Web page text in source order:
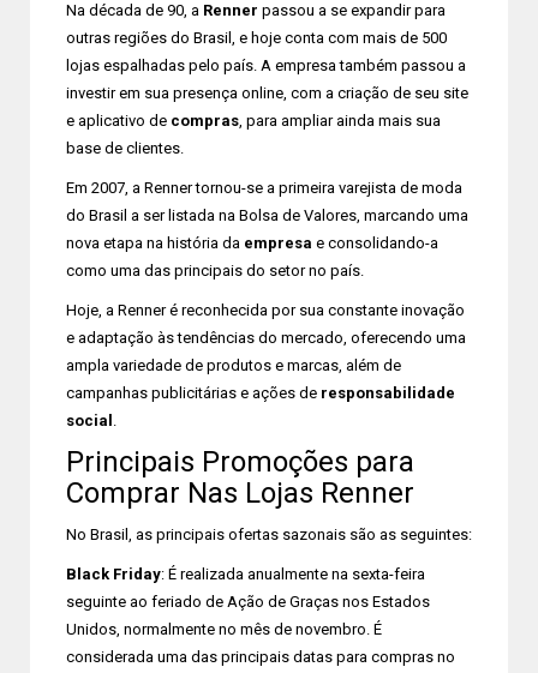
Na década de 90, a Renner passou a se expandir para
outras regiões do Brasil, e hoje conta com mais de 500
lojas espalhadas pelo país. A empresa também passou a
investir em sua presença online, com a criação de seu site
e aplicativo de compras, para ampliar ainda mais sua
base de clientes.
Em 2007, a Renner tornou-se a primeira varejista de moda
do Brasil a ser listada na Bolsa de Valores, marcando uma
nova etapa na história da empresa e consolidando-a
como uma das principais do setor no país.
Hoje, a Renner é reconhecida por sua constante inovação
e adaptação às tendências do mercado, oferecendo uma
ampla variedade de produtos e marcas, além de
campanhas publicitárias e ações de responsabilidade
social .
Principais Promoções para
Comprar Nas Lojas Renner
No Brasil, as principais ofertas sazonais são as seguintes:
Black Friday: É realizada anualmente na sexta-feira
seguinte ao feriado de Ação de Graças nos Estados
Unidos, normalmente no mês de novembro. É
considerada uma das principais datas para compras no